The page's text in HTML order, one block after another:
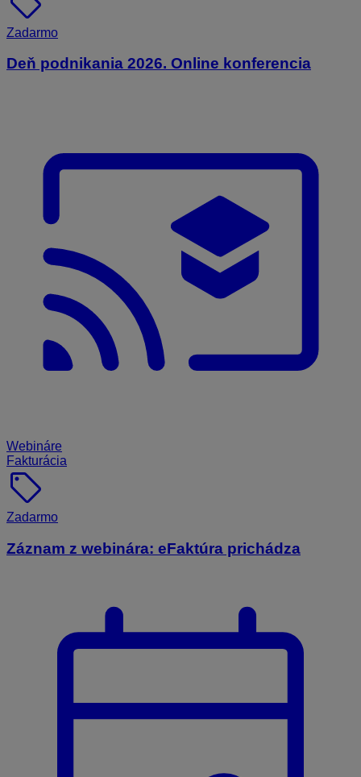
Zadarmo
Deň podnikania 2026. Online konferencia
Webináre
Fakturácia
sell
Zadarmo
Záznam z webinára: eFaktúra prichádza